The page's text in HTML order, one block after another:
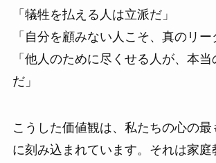
「犠牲を払える人は立派だ」
「自分を顧みない人こそ、真のリー
「他人のために尽くせる人が、本
だ」
こうした価値観は、私たちの心の最
に刻み込まれています。それは家庭